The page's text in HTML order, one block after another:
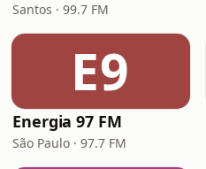
Santos · 99.7 FM
E9
Energia 97 FM
São Paulo · 97.7 FM